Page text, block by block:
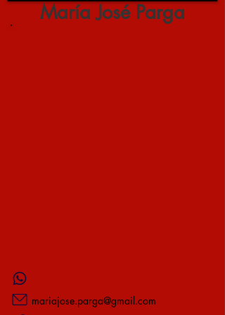
María José Parga
mariajose.parga@gmail.com